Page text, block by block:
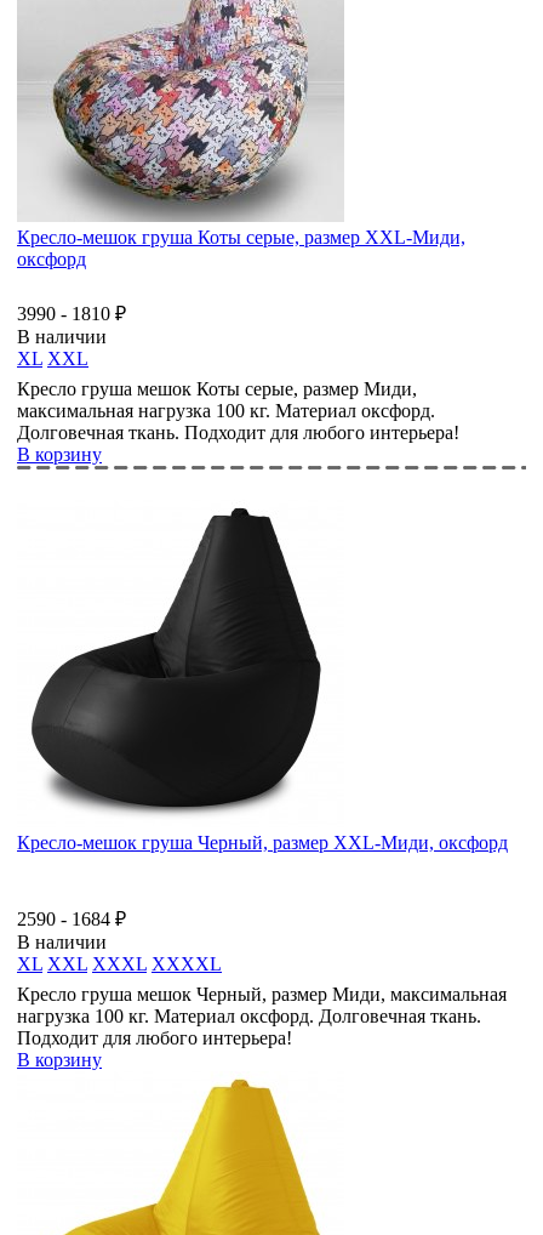
Кресло-мешок груша Коты серые, размер ХХL-Миди,
оксфорд
3990 - 1810 ₽
В наличии
XL XXL
Кресло груша мешок Коты серые, размер Миди,
максимальная нагрузка 100 кг. Материал оксфорд.
Долговечная ткань. Подходит для любого интерьера!
В корзину
Кресло-мешок груша Черный, размер ХХL-Миди, оксфорд
2590 - 1684 ₽
В наличии
XL XXL XXXL XXXXL
Кресло груша мешок Черный, размер Миди, максимальная
нагрузка 100 кг. Материал оксфорд. Долговечная ткань.
Подходит для любого интерьера!
В корзину